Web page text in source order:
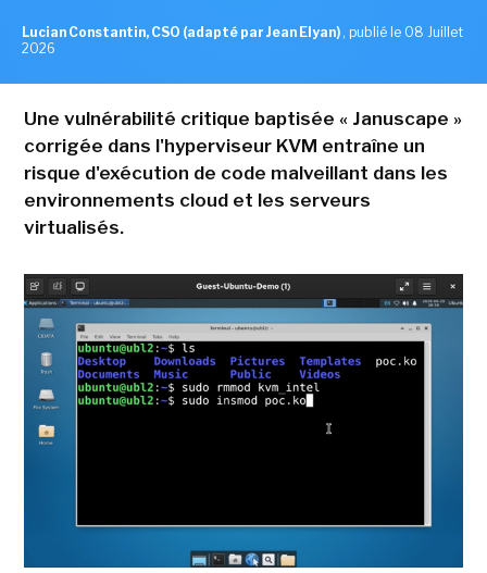
Lucian Constantin, CSO (adapté par Jean Elyan) , publié le 08 Juillet
2026
Une vulnérabilité critique baptisée « Januscape »
corrigée dans l'hyperviseur KVM entraîne un
risque d'exécution de code malveillant dans les
environnements cloud et les serveurs
virtualisés.